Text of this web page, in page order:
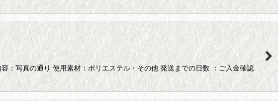
写真の通り 使用素材：ポリエステル・その他 発送までの日数 ：ご入金確認